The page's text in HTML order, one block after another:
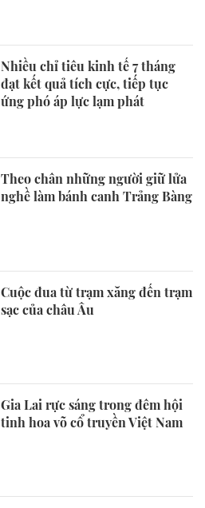
Nhiều chỉ tiêu kinh tế 7 tháng
đạt kết quả tích cực, tiếp tục
ứng phó áp lực lạm phát
Theo chân những người giữ lửa
nghề làm bánh canh Trảng Bàng
Cuộc đua từ trạm xăng đến trạm
sạc của châu Âu
Gia Lai rực sáng trong đêm hội
tinh hoa võ cổ truyền Việt Nam